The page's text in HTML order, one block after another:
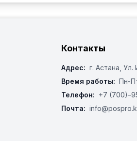
Контакты
Адрес: г. Астана,
Время работы: Пн-
Телефон: +7
Почта: